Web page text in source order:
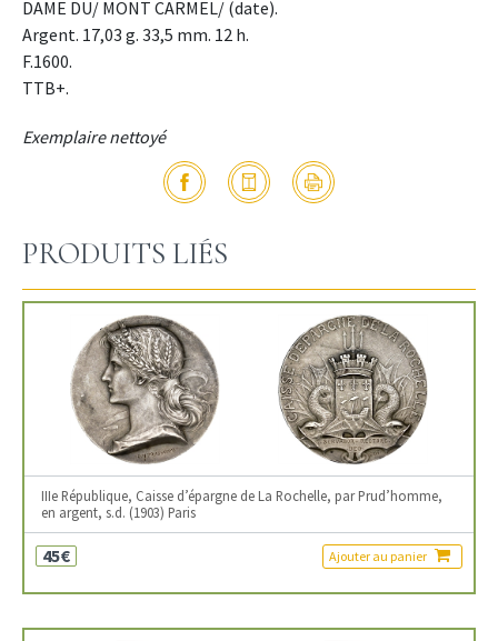
DAME DU/ MONT CARMEL/ (date).
Argent. 17,03 g. 33,5 mm. 12 h.
F.1600.
TTB+.
Exemplaire nettoyé
PRODUITS LIÉS
IIIe République, Caisse d’épargne de La Rochelle, par Prud’homme,
en argent, s.d. (1903) Paris
45€ Ajouter au panier